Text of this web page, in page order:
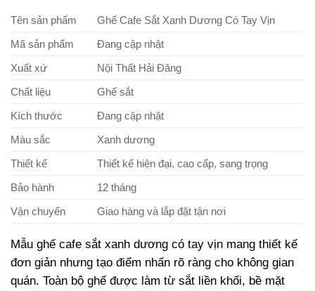
Tên sản phẩm
Ghế Cafe Sắt Xanh Dương Có Tay Vịn
Mã sản phẩm
Đang cập nhật
Xuất xứ
Nội Thất Hải Đăng
Chất liệu
Ghế sắt
Kích thước
Đang cập nhật
Màu sắc
Xanh dương
Thiết kế
Thiết kế hiện đại, cao cấp, sang trọng
Bảo hành
12 tháng
Vận chuyển
Giao hàng và lắp đặt tận nơi
Mẫu ghế cafe sắt xanh dương có tay vịn mang thiết kế
đơn giản nhưng tạo điểm nhấn rõ ràng cho không gian
quán. Toàn bộ ghế được làm từ sắt liền khối, bề mặt